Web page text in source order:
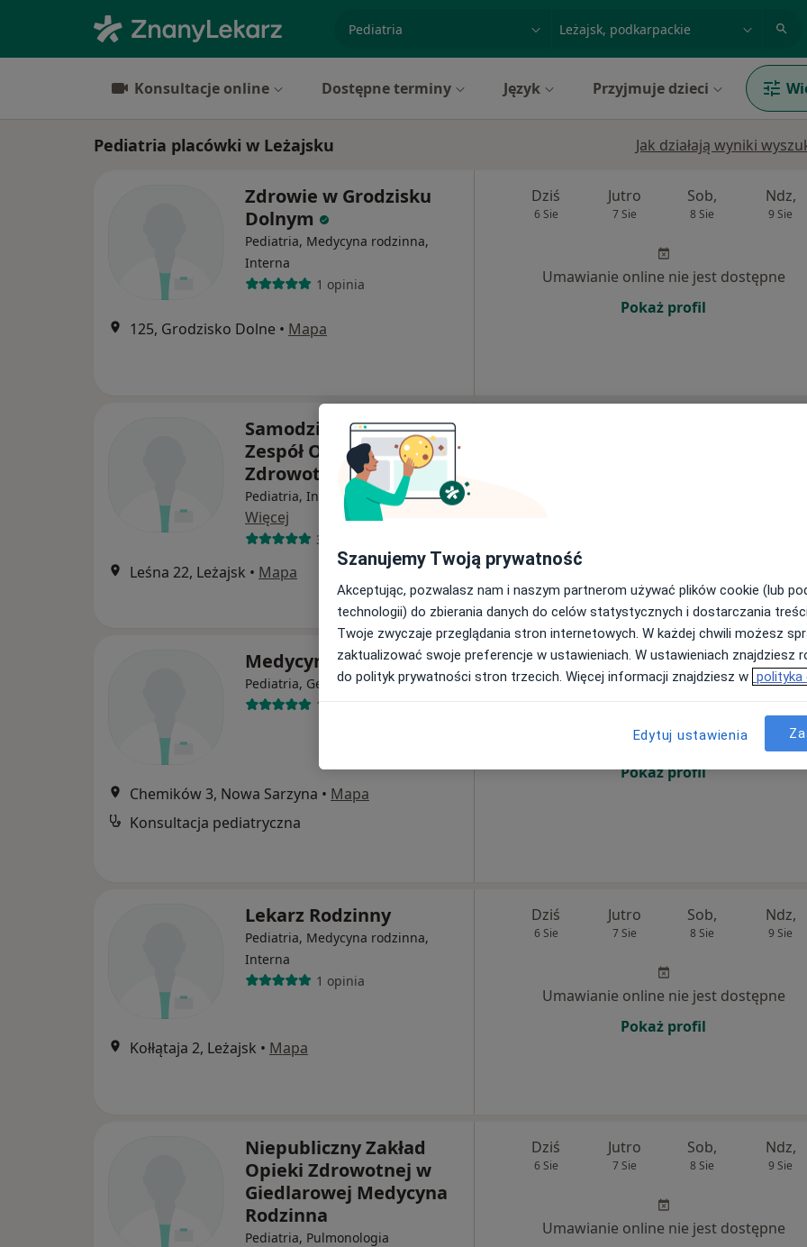
Konsultacje online Dostępne terminy Język Przyjmuje dzieci
Pediatria placówki w Leżajsku Jak działają wyniki
Zdrowie w Grodzisku
Dolnym
Pediatria, Medycyna rodzinna,
Interna
1 opinia
125, Grodzisko Dolne • Mapa
Dziś
6 Sie
Jutro
7 Sie
Sob,
8 Sie
Ndz,
9 Sie
Umawianie online nie jest dostępne
Pokaż profil
Samodzielny Publiczny
Zespół Opieki
Zdrowotnej w Leżajsku
Pediatria, Interna, Chirurgia·
Więcej
3 opinie
Leśna 22, Leżajsk • Mapa
Medycyna
Pediatria, Geriatria, Interna
1 opinia
Chemików 3, Nowa Sarzyna • Mapa
Konsultacja pediatryczna
Dziś
6 Sie
Jutro
7 Sie
Sob,
8 Sie
Ndz,
9 Sie
Umawianie online nie jest dostępne
Pokaż profil
Lekarz Rodzinny
Pediatria, Medycyna rodzinna,
Interna
1 opinia
Kołłątaja 2, Leżajsk • Mapa
Dziś
6 Sie
Jutro
7 Sie
Sob,
8 Sie
Ndz,
9 Sie
Umawianie online nie jest dostępne
Pokaż profil
Niepubliczny Zakład
Opieki Zdrowotnej w
Giedlarowej Medycyna
Rodzinna
Pediatria, Pulmonologia
Dziś
6 Sie
Jutro
7 Sie
Sob,
8 Sie
Ndz,
9 Sie
Umawianie online nie jest dostępne
Szanujemy Twoją prywatność
Akceptując, pozwalasz nam i naszym partnerom używać plików cookie (lub
technologii) do zbierania danych do celów statystycznych i dostarczania
Twoje zwyczaje przeglądania stron internetowych. W każdej chwili możesz
zaktualizować swoje preferencje w ustawieniach. W ustawieniach znajdziesz
do polityk prywatności stron trzecich. Więcej informacji znajdziesz w polityka
Edytuj ustawienia